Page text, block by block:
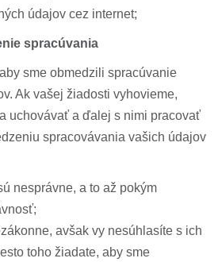
údajov cez internet;
spracúvania
sme obmedzili spracúvanie
Ak vašej žiadosti vyhovieme,
uchovávať a ďalej s nimi pracovať
spracovávania vašich údajov
nesprávne, a to až pokým
avšak vy nesúhlasíte s ich
toho žiadate, aby sme